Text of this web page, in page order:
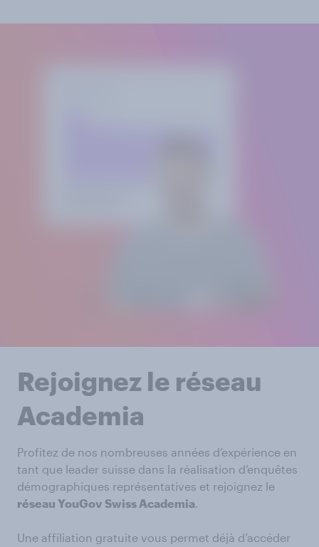
Rejoignez le réseau
Academia
Profitez de nos nombreuses années d’expérience en
tant que leader suisse dans la réalisation d’enquêtes
démographiques représentatives et rejoignez le
réseau YouGov Swiss Academia.
Une affiliation gratuite vous permet déjà d’accéder